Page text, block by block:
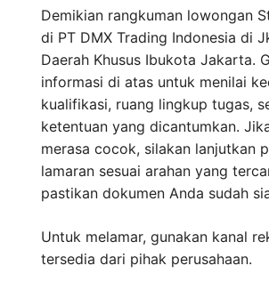
Demikian rangkuman lowongan
di PT DMX Trading Indonesia di
Daerah Khusus Ibukota Jakarta.
informasi di atas untuk menilai
kualifikasi, ruang lingkup tugas,
ketentuan yang dicantumkan.
merasa cocok, silakan lanjutkan
lamaran sesuai arahan yang
pastikan dokumen Anda sudah
Untuk melamar, gunakan kanal
tersedia dari pihak perusahaan.